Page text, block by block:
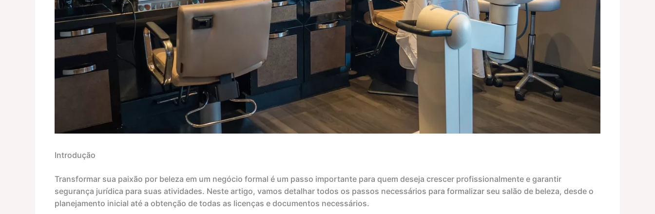
Introdução
Transformar sua paixão por beleza em um negócio formal é um passo importante para quem deseja crescer profissionalmente e garantir
segurança jurídica para suas atividades. Neste artigo, vamos detalhar todos os passos necessários para formalizar seu salão de beleza, desde o
planejamento inicial até a obtenção de todas as licenças e documentos necessários.